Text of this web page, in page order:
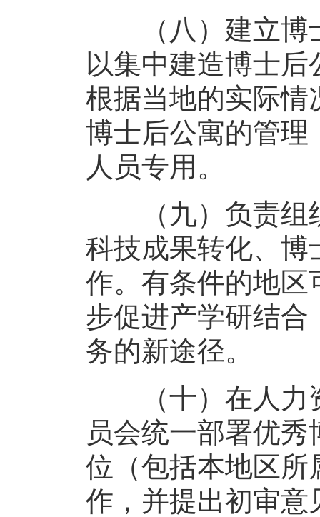
（八）建立博士
以集中建造博士
根据当地的实际情
博士后公寓的管理
人员专用。
（九）负责组织
科技成果转化、博
作。有条件的地区
步促进产学研结
务的新途径。
（十）在人力资
员会统一部署优
位（包括本地区所
作，并提出初审意